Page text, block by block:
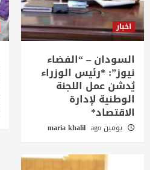
اخبار
السودان – “الفضاء
نيوز”: *رئيس الوزراء
يُدشن عمل اللجنة
الوطنية لإدارة
الاقتصاد*
يومين ago maria khalil